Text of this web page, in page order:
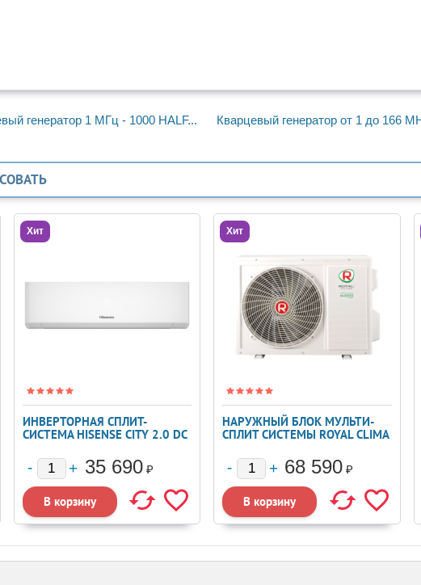
генератор 1 МГц - 1000 HALF... Кварцевый генератор от 1 до 166
Хит
ИНВЕРТОРНАЯ СПЛИТ-
СИСТЕМА HISENSE CITY 2.0 DC
35 690 ₽
Хит
НАРУЖНЫЙ БЛОК МУЛЬТИ-
СПЛИТ СИСТЕМЫ ROYAL CLIMA
68 590 ₽